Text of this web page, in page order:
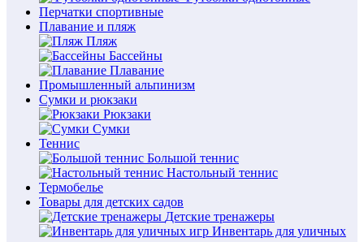
Перчатки спортивные
Плавание и пляж
Пляж
Бассейны
Плавание
Промышленный альпинизм
Сумки и рюкзаки
Рюкзаки
Сумки
Теннис
Большой теннис
Настольный теннис
Термобелье
Товары для детских садов
Детские тренажеры
Инвентарь для уличных